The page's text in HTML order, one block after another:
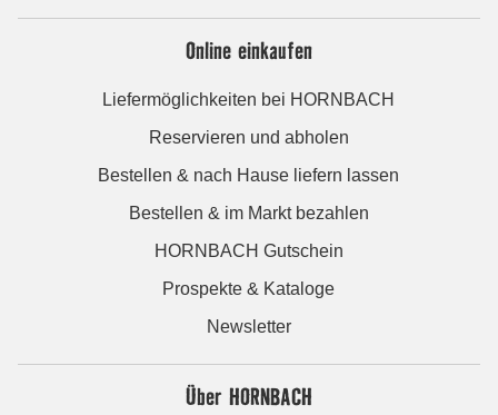
Online einkaufen
Liefermöglichkeiten bei HORNBACH
Reservieren und abholen
Bestellen & nach Hause liefern lassen
Bestellen & im Markt bezahlen
HORNBACH Gutschein
Prospekte & Kataloge
Newsletter
Über HORNBACH